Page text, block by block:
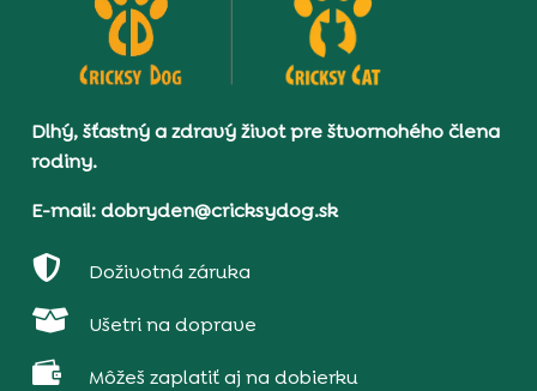
Dlhý, šťastný a zdravý život pre štvornohého člena
rodiny.
E-mail: dobryden@cricksydog.sk
 Doživotná záruka
 Ušetri na doprave
 Môžeš zaplatiť aj na dobierku